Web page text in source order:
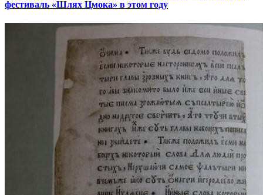
фестиваль «Шлях Цмока» в этом году